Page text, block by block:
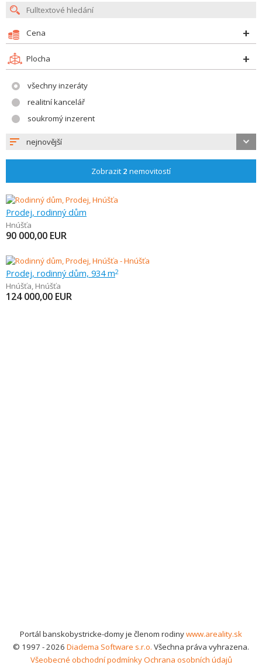
Cena
Plocha
všechny inzeráty
realitní kancelář
soukromý inzerent
nejnovější
Zobrazit 2 nemovitostí
Prodej, rodinný dům
Hnúšťa
90 000,00 EUR
Prodej, rodinný dům, 934 m2
Hnúšťa, Hnúšťa
124 000,00 EUR
Portál banskobystricke-domy je členom rodinywww.areality.sk
© 1997 - 2026 Diadema Software s.r.o. Všechna práva vyhrazena.
Všeobecné obchodní podmínkyOchrana osobních údajů